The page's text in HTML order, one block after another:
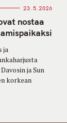
23.5.2026
nostaa
ja
ja Sun
korkean